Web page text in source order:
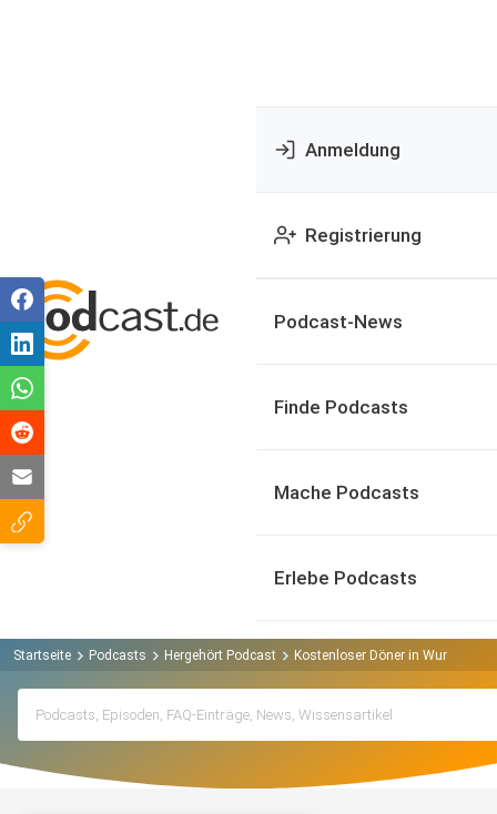
Anmeldung
Registrierung
Podcast-News
Finde Podcasts
Mache Podcasts
Erlebe Podcasts
Startseite Podcasts Hergehört Podcast Kostenloser Döner in